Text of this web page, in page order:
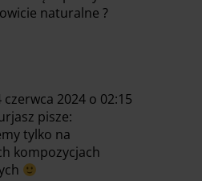
naturalne ?
czerwca 2024 o 02:15
pisze:
tylko na
kompozycjach